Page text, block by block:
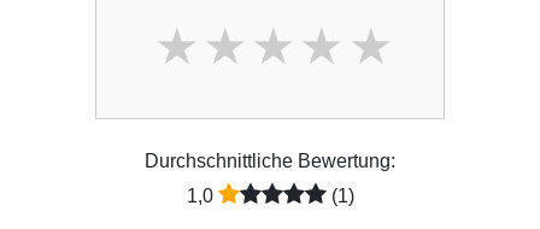
Durchschnittliche Bewertung:
1,0
(1)